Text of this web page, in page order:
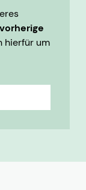
vorherige
hierfür um